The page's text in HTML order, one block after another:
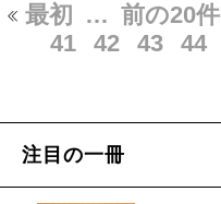
最初 … 前の20件
41
42 43 44
注目の一冊